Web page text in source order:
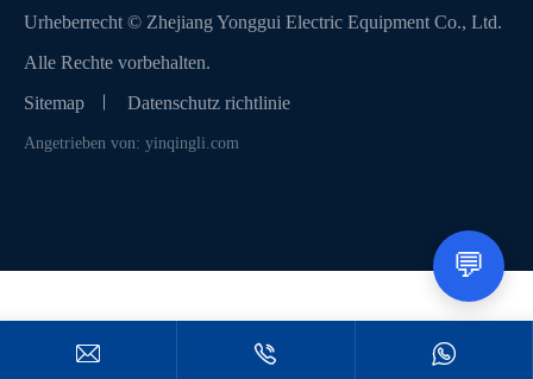
Urheberrecht © Zhejiang Yonggui Electric Equipment Co., Ltd.
Alle Rechte vorbehalten.
Sitemap
Datenschutz richtlinie
Angetrieben von: yinqingli.com
  
💬